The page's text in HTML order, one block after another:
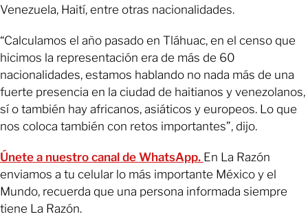
Venezuela, Haití, entre otras nacionalidades.
“Calculamos el año pasado en Tláhuac, en el censo que
hicimos la representación era de más de 60
nacionalidades, estamos hablando no nada más de una
fuerte presencia en la ciudad de haitianos y venezolanos,
sí o también hay africanos, asiáticos y europeos. Lo que
nos coloca también con retos importantes”, dijo.
Únete a nuestro canal de WhatsApp. En La Razón
enviamos a tu celular lo más importante México y el
Mundo, recuerda que una persona informada siempre
tiene La Razón.